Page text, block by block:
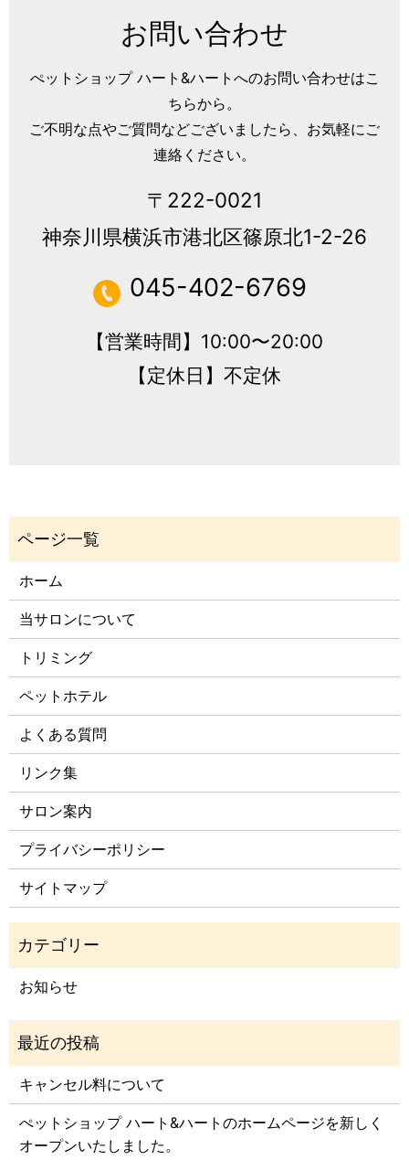
お問い合わせ
ぺットショップ ハート&ハートへのお問い合わせはこ
ちらから。
ご不明な点やご質問などございましたら、お気軽にご
連絡ください。
〒222-0021
神奈川県横浜市港北区篠原北1-2-26
045-402-6769
【営業時間】10:00〜20:00
【定休日】不定休
ホーム
当サロンについて
トリミング
ペットホテル
よくある質問
リンク集
サロン案内
プライバシーポリシー
サイトマップ
お知らせ
キャンセル料について
ぺットショップ ハート&ハートのホームページを新しく
オープンいたしました。